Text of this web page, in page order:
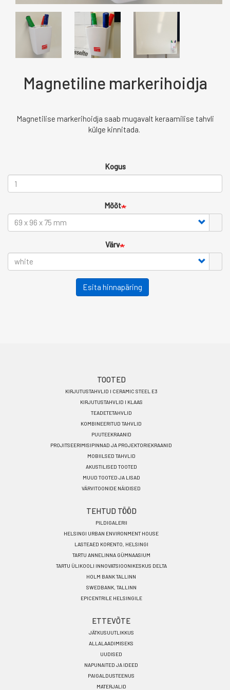
Magnetiline markerihoidja
Magnetilise markerihoidja saab mugavalt keraamilise tahvli
külge kinnitada.
Kogus
Mõõt
Värv
Esita hinnapäring
TOOTED
KIRJUTUSTAHVLID I CERAMIC STEEL E3
KIRJUTUSTAHVLID I KLAAS
TEADETETAHVLID
KOMBINEERITUD TAHVLID
PUUTEEKRAANID
PROJITSEERIMISIPINNAD JA PROJEKTORIEKRAANID
MOBIILSED TAHVLID
AKUSTILISED TOOTED
MUUD TOOTED JA LISAD
VÄRVITOONIDE NÄIDISED
TEHTUD TÖÖD
PILDIGALERII
HELSINGI URBAN ENVIRONMENT HOUSE
LASTEAED KORENTO, HELSINGI
TARTU ANNELINNA GÜMNAASIUM
TARTU ÜLIKOOLI INNOVATSIOONIKESKUS DELTA
HOLM BANK TALLINN
SWEDBANK, TALLINN
EPICENTRILE HELSINGILE
ETTEVÕTE
JÄTKUSUUTLIKKUS
ALLALAADIMISEKS
UUDISED
NAPUNAITED JA IDEED
PAIGALDUSTEENUS
MATERJALID